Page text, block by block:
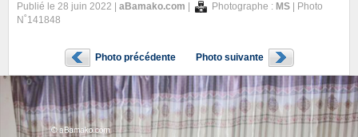
Publié le 28 juin 2022 | aBamako.com Photographe : MS | Photo
N˚141848
Photo précédente Photo suivante